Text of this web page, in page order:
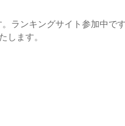
ランキングサイト参加中で
します。